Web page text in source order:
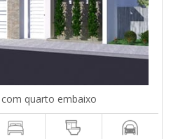
quarto embaixo